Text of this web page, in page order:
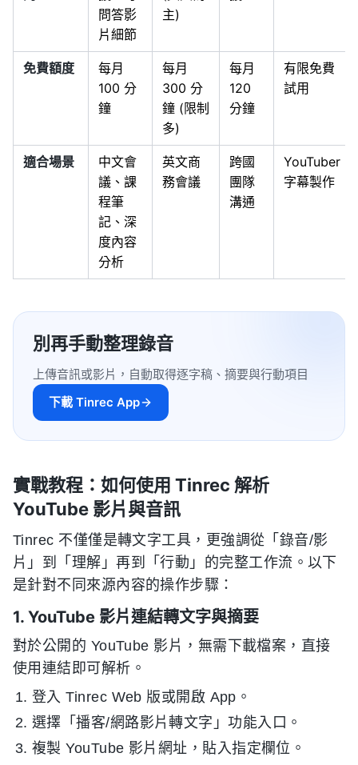
問答影
片細節
主)
免費額度
每月
100 分
鐘
每月
300 分
鐘 (限制
多)
每月
120
分鐘
有限免費
試用
適合場景
中文會
議、課
程筆
記、深
度內容
分析
英文商
務會議
跨國
團隊
溝通
YouTuber
字幕製作
別再手動整理錄音
上傳音訊或影片，自動取得逐字稿、摘要與行動項目
下載 Tinrec App
實戰教程：如何使用 Tinrec 解析
YouTube 影片與音訊
Tinrec 不僅僅是轉文字工具，更強調從「錄音/影
片」到「理解」再到「行動」的完整工作流。以下
是針對不同來源內容的操作步驟：
1. YouTube 影片連結轉文字與摘要
對於公開的 YouTube 影片，無需下載檔案，直接
使用連結即可解析。
登入 Tinrec Web 版或開啟 App。
選擇「播客/網路影片轉文字」功能入口。
複製 YouTube 影片網址，貼入指定欄位。